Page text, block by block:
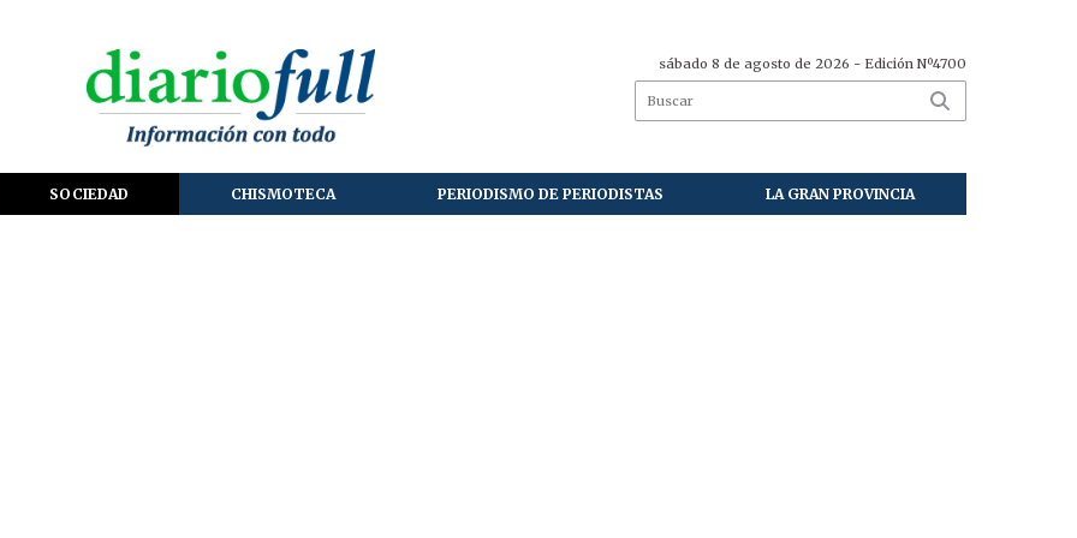
sábado 8 de agosto de 2026 - Edición Nº4700
SOCIEDAD CHISMOTECA PERIODISMO DE PERIODISTAS LA GRAN PROVINCIA